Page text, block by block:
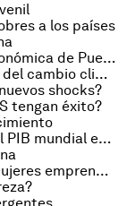
a los países
¿Cuáles son las causas de la crisis económica de Puerto Rico?
¿Quién sufrirá más las consecuencias del cambio climático?
shocks?
tengan éxito?
Las 10 ciudades que aportarán más al PIB mundial en 2030
Las 5 ciudades del mundo con más mujeres emprendedoras